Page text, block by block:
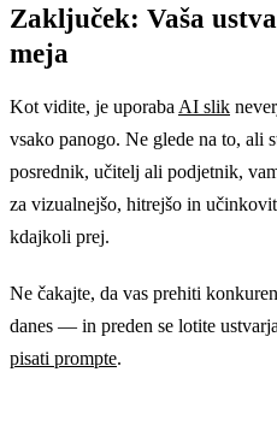
Zaključek: Vaša
meja
Kot vidite, je uporaba AI slik
vsako panogo. Ne glede na to, ali
posrednik, učitelj ali podjetnik,
za vizualnejšo, hitrejšo in
kdajkoli prej.
Ne čakajte, da vas prehiti
danes — in preden se lotite
pisati prompte.